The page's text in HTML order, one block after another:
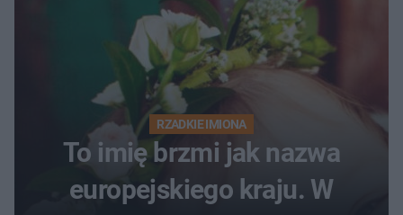
RZADKIE IMIONA
To imię brzmi jak nazwa
europejskiego kraju. W